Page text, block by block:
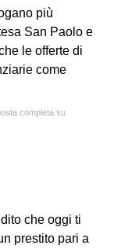
più
San Paolo e
le offerte di
come
completa su
che oggi ti
prestito pari a